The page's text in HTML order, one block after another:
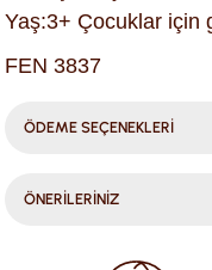
Yaş:3+ Çocuklar için
FEN 3837
ÖDEME SEÇENEKLERİ
ÖNERİLERİNİZ